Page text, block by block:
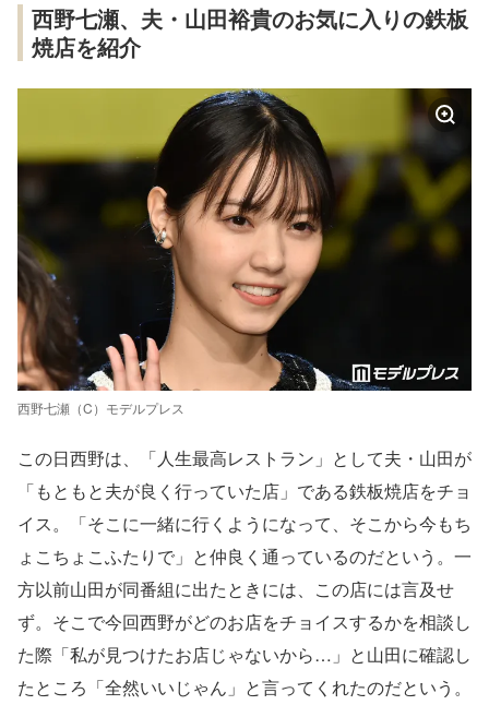
西野七瀬、夫・山田裕貴のお気に入りの鉄板
焼店を紹介
西野七瀬（C）モデルプレス
この日西野は、「人生最高レストラン」として夫・山田が
「もともと夫が良く行っていた店」である鉄板焼店をチョ
イス。「そこに一緒に行くようになって、そこから今もち
ょこちょこふたりで」と仲良く通っているのだという。一
方以前山田が同番組に出たときには、この店には言及せ
ず。そこで今回西野がどのお店をチョイスするかを相談し
た際「私が見つけたお店じゃないから…」と山田に確認し
たところ「全然いいじゃん」と言ってくれたのだという。